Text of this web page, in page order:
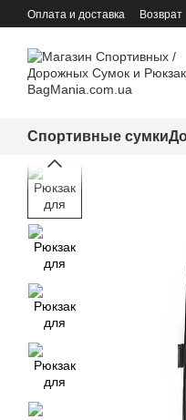
Перейти к основному
Оплата и доставка Возврат
Спортивные сумки